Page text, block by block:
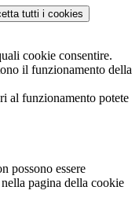
tutti i cookies
cookie consentire.
il funzionamento della
al funzionamento potete
possono essere
pagina della cookie